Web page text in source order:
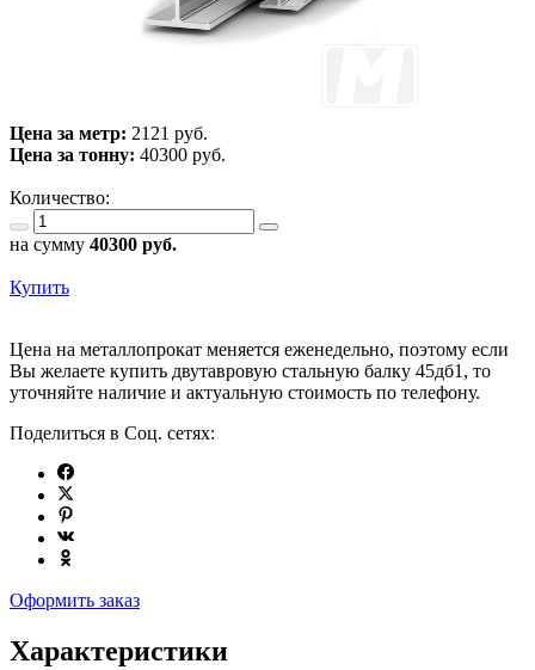
Цена за метр: 2121 руб.
Цена за тонну: 40300 руб.
Количество:
на сумму 40300 руб.
Купить
Цена на металлопрокат меняется еженедельно, поэтому если
Вы желаете купить двутавровую стальную балку 45дб1, то
уточняйте наличие и актуальную стоимость по телефону.
Поделиться в Соц. сетях:
Оформить заказ
Характеристики